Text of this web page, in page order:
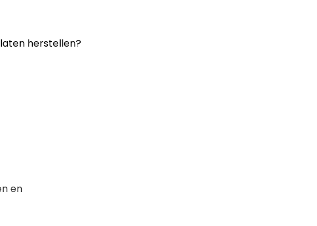
herstellen?